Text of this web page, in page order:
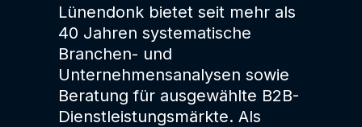
Lünendonk bietet seit mehr als
40 Jahren systematische
Branchen- und
Unternehmensanalysen sowie
Beratung für ausgewählte B2B-
Dienstleistungsmärkte. Als